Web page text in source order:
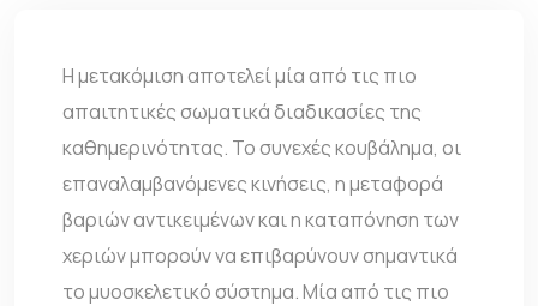
Η μετακόμιση αποτελεί μία από τις πιο
απαιτητικές σωματικά διαδικασίες της
καθημερινότητας. Το συνεχές κουβάλημα, οι
επαναλαμβανόμενες κινήσεις, η μεταφορά
βαριών αντικειμένων και η καταπόνηση των
χεριών μπορούν να επιβαρύνουν σημαντικά
το μυοσκελετικό σύστημα. Μία από τις πιο